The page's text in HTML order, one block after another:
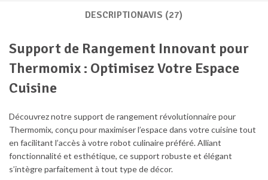
DESCRIPTIONAVIS (27)
Support de Rangement Innovant pour
Thermomix : Optimisez Votre Espace
Cuisine
Découvrez notre support de rangement révolutionnaire pour
Thermomix, conçu pour maximiser l’espace dans votre cuisine tout
en facilitant l’accès à votre robot culinaire préféré. Alliant
fonctionnalité et esthétique, ce support robuste et élégant
s’intègre parfaitement à tout type de décor.